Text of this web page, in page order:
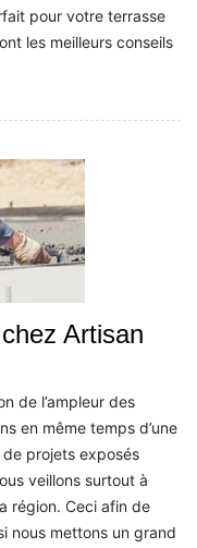
pour votre terrasse
les meilleurs conseils
Artisan
de l’ampleur des
en même temps d’une
projets exposés
veillons surtout à
région. Ceci afin de
nous mettons un grand